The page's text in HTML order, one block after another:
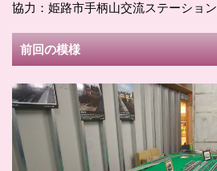
協力：姫路市手柄山交流ステーション
前回の模様